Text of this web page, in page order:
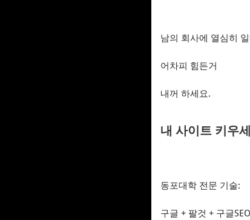
남의 회사에 열심히
어차피 힘든거
내꺼 하세요.
내 사이트 키우
동포대학 전문 기술:
구글 + 팔것 + 구글